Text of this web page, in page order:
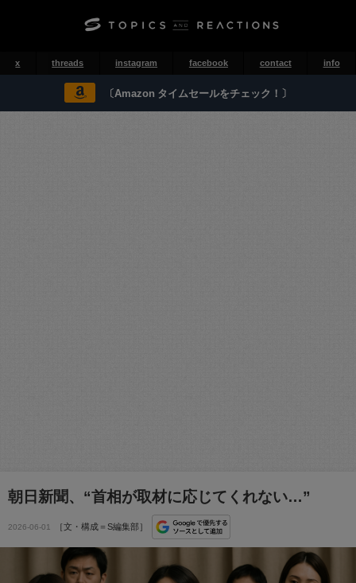
x threads instagram facebook contact info
〔Amazon タイムセールをチェック！〕
朝日新聞、“首相が取材に応じてくれない…”
2026-06-01 ［文・構成＝S編集部］